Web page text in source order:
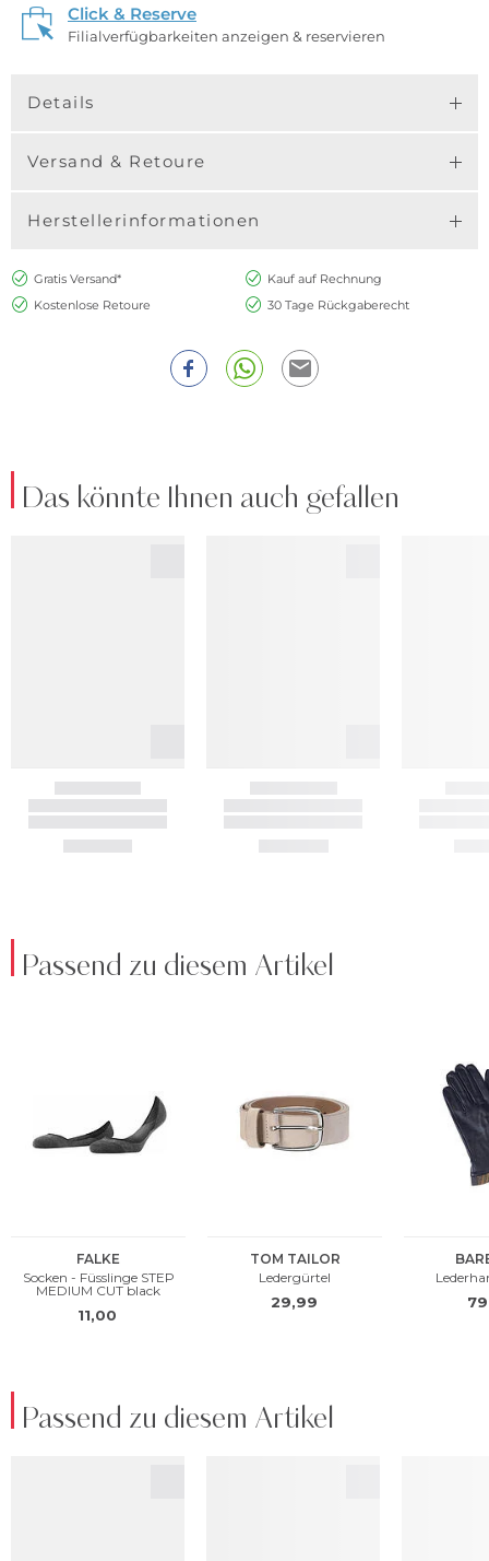
Click & Reserve
Filialverfügbarkeiten anzeigen & reservieren
Details
Versand & Retoure
Herstellerinformationen
Gratis Versand*
Kauf auf Rechnung
Kostenlose Retoure
30 Tage Rückgaberecht
Das könnte Ihnen auch gefallen
Passend zu diesem Artikel
Passend zu diesem Artikel